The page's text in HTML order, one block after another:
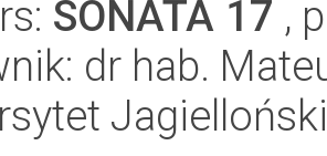
SONATA 17 ,
dr hab.